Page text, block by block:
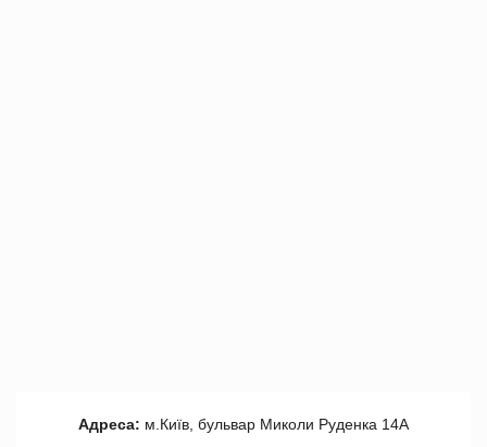
Адреса: м.Київ, бульвар Миколи Руденка 14А